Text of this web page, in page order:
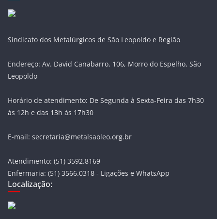
Sindicato dos Metalúrgicos de São Leopoldo e Região
Endereço: Av. David Canabarro, 106, Morro do Espelho, São
Leopoldo
Horário de atendimento: De Segunda à Sexta-Feira das 7h30
às 12h e das 13h às 17h30
E-mail: secretaria@metalsaoleo.org.br
Atendimento: (51) 3592.8169
Enfermaria: (51) 3566.0318 - Ligações e WhatsApp
Localização: